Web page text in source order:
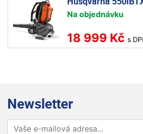
Na objednávku
18 999 Kč s
Newsletter
Přihlaste se k odběru novinek